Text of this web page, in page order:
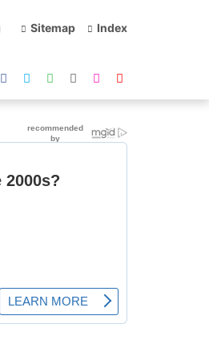
Sitemap Index